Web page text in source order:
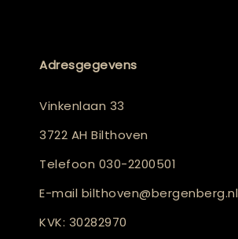
Adresgegevens
Vinkenlaan 33
3722 AH Bilthoven
Telefoon 030-2200501
E-mail bilthoven@bergenberg.nl
KVK: 30282970